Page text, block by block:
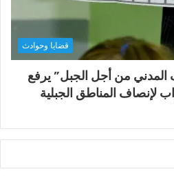
قضايا وحوادث
“الائتلاف المدني من أجل الجبل” يرفع
لإنصاف المناطق الجبلية